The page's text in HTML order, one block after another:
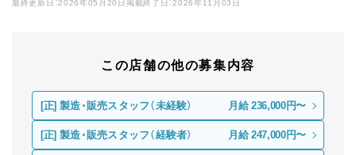
最終更新日：2026年05月20日 掲載終了日：2026年11月03日
この店舗の他の募集内容
[正] 製造・販売スタッフ（未経験） 月給 236,000円〜
[正] 製造・販売スタッフ（経験者） 月給 247,000円〜